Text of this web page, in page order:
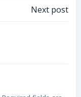
Next post